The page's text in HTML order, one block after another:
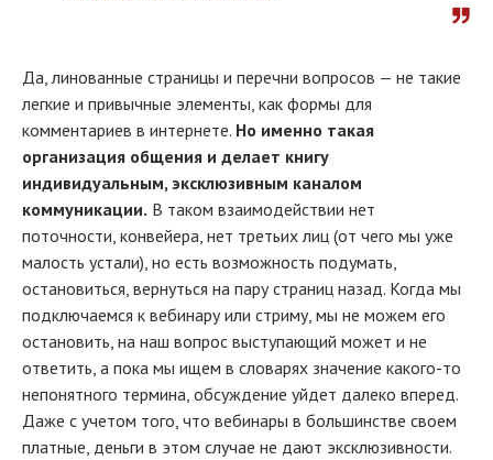
Да, линованные страницы и перечни вопросов — не такие
легкие и привычные элементы, как формы для
комментариев в интернете. Но именно такая
организация общения и делает книгу
индивидуальным, эксклюзивным каналом
коммуникации. В таком взаимодействии нет
поточности, конвейера, нет третьих лиц (от чего мы уже
малость устали), но есть возможность подумать,
остановиться, вернуться на пару страниц назад. Когда мы
подключаемся к вебинару или стриму, мы не можем его
остановить, на наш вопрос выступающий может и не
ответить, а пока мы ищем в словарях значение какого-то
непонятного термина, обсуждение уйдет далеко вперед.
Даже с учетом того, что вебинары в большинстве своем
платные, деньги в этом случае не дают эксклюзивности.